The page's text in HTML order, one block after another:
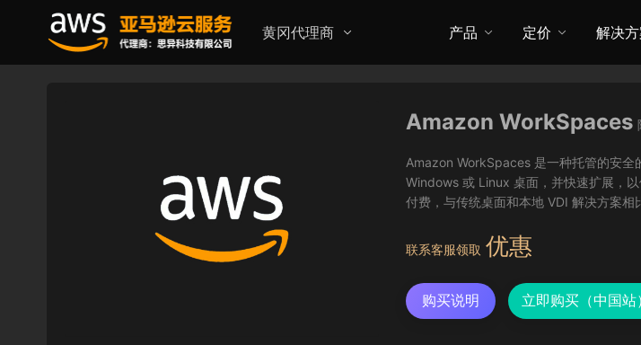
黄冈代理商 产品 定价 解决
Amazon WorkSpaces
Amazon WorkSpaces 是一种托管的安
Windows 或 Linux 桌面，并快速扩展，
付费，与传统桌面和本地 VDI 解决方案相
联系客服领取 优惠
购买说明 立即购买（中国站）